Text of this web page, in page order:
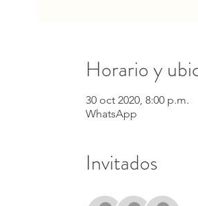
Horario y
30 oct 2020, 8:00 p.m.
WhatsApp
Invitados